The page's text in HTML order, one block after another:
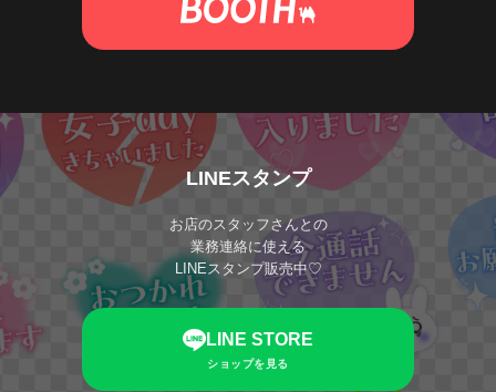
LINEスタンプ
お店のスタッフさんとの
業務連絡に使える
LINEスタンプ販売中♡
LINE STORE
ショップを見る